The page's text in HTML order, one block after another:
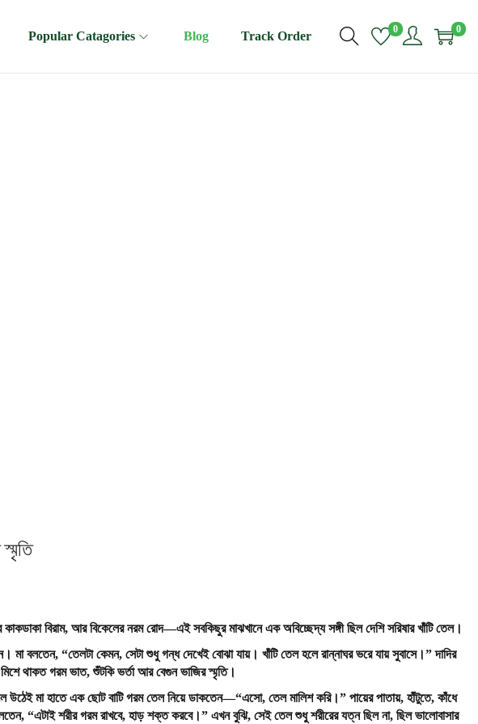
Popular Catagories Blog Track Order 0 0
বিরাম, আর বিকেলের নরম রোদ—এই সবকিছুর মাঝখানে এক অবিচ্ছেদ্য সঙ্গী ছিল দেশি সরিষার খাঁটি তেল।
মা বলতেন, “তেলটা কেমন, সেটা শুধু গন্ধ দেখেই বোঝা যায়। খাঁটি তেল হলে রান্নাঘর ভরে যায় সুবাসে।”দাদির
থাকত গরম ভাত, শুঁটকি ভর্তা আর বেগুন ভাজির স্মৃতি।
উঠেই মা হাতে এক ছোট বাটি গরম তেল নিয়ে ডাকতেন—“এসো, তেল মালিশ করি।”পায়ের পাতায়, হাঁটুতে, কাঁধে
“এটাই শরীর গরম রাখবে, হাড় শক্ত করবে।”এখন বুঝি, সেই তেল শুধু শরীরের যত্ন ছিল না, ছিল ভালোবাসার